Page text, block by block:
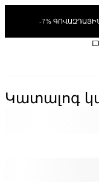
-7%
Կատալոգ